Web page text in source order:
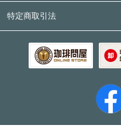
特定商取引法